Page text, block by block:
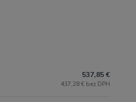
537,85 €
437,28 € bez DPH